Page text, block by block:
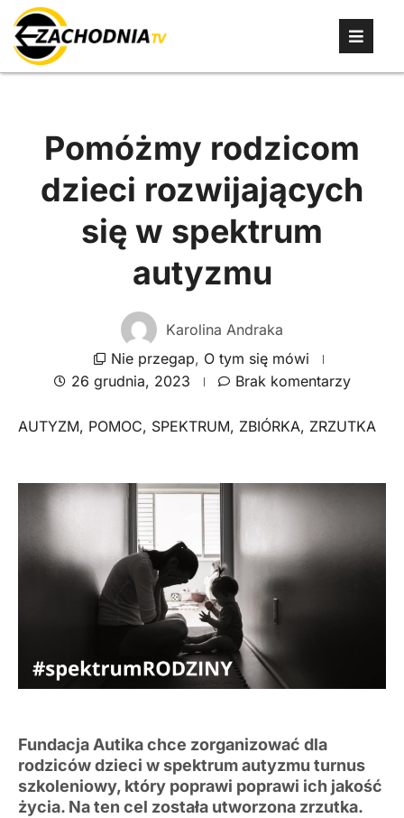
Pomóżmy rodzicom
dzieci rozwijających
się w spektrum
autyzmu
Karolina Andraka
Nie przegap, O tym się mówi
26 grudnia, 2023
Brak komentarzy
AUTYZM, POMOC, SPEKTRUM, ZBIÓRKA, ZRZUTKA
Fundacja Autika chce zorganizować dla
rodziców dzieci w spektrum autyzmu turnus
szkoleniowy, który poprawi poprawi ich jakość
życia. Na ten cel została utworzona zrzutka.